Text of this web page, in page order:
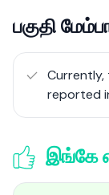
பகுதி
Currently,
reported
இங்கே